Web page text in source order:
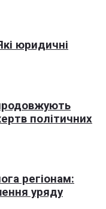
юридичні
політичних
регіонам:
уряду